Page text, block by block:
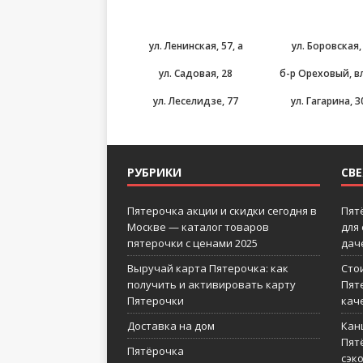
ул. Ленинская, 57, а ул. Боровская,
ул. Садовая, 28
б-р Ореховый,
ул. Леселидзе, 77
ул. Гагарина,
РУБРИКИ
Пятерочка акции и скидки сегодня в
Москве — каталог товаров
пятерочки с ценами 2025
Выручай карта Пятерочка: как
получить и активировать карту
Пятерочки
Доставка на дом
Пятёрочка
для